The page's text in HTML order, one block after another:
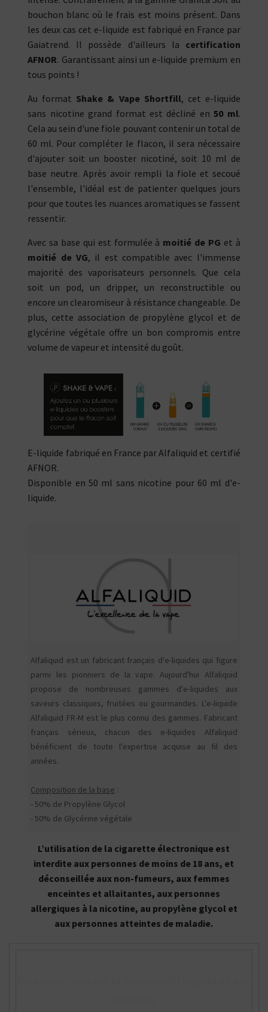
bouchon blanc où le frais est moins présent. Dans
les deux cas cet e-liquide est fabriqué en France par
Gaiatrend. Il possède d'ailleurs la certification
AFNOR. Garantissant ainsi un e-liquide premium en
tous points !
Au format Shake & Vape Shortfill, cet e-liquide
sans nicotine grand format est décliné en 50 ml.
Cela au sein d'une fiole pouvant contenir un total de
60 ml. Pour compléter le flacon, il sera nécessaire
d'ajouter soit un booster nicotiné, soit 10 ml de
base neutre. Après avoir rempli la fiole et secoué
l'ensemble, l'idéal est de patienter quelques jours
pour que toutes les nuances aromatiques se fassent
ressentir.
Avec sa base qui est formulée à moitié de PG et à
moitié de VG, il est compatible avec l'immense
majorité des vaporisateurs personnels. Que cela
soit un pod, un dripper, un reconstructible ou
encore un clearomiseur à résistance changeable. De
plus, cette association de propylène glycol et de
glycérine végétale offre un bon compromis entre
volume de vapeur et intensité du goût.
E-liquide fabriqué en France par Alfaliquid et certifié
AFNOR.
Disponible en 50 ml sans nicotine pour 60 ml d'e-
liquide.
Alfaliquid est un fabricant français d'e-liquides qui figure
parmi les pionniers de la vape. Aujourd'hui Alfaliquid
propose de nombreuses gammes d'e-liquides aux
saveurs classiques, fruitées ou gourmandes. L'e-liquide
Alfaliquid FR-M est le plus connu des gammes. Fabricant
français sérieux, chacun des e-liquides Alfaliquid
bénéficient de toute l'expertise acquise au fil des
années.
Composition de la base :
- 50% de Propylène Glycol
- 50% de Glycérine végétale
L’utilisation de la cigarette électronique est
interdite aux personnes de moins de 18 ans, et
déconseillée aux non-fumeurs, aux femmes
enceintes et allaitantes, aux personnes
allergiques à la nicotine, au propylène glycol et
aux personnes atteintes de maladie.